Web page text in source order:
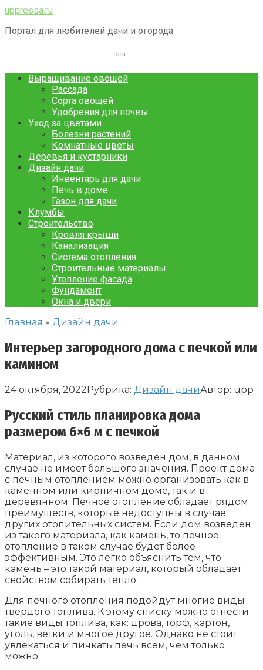
Перейти
контенту
uppressa.ru
Портал для любителей дачи и огорода
Выращивание овощей
Рассада
Сорта овощей
Удобрения для почвы
Уход за цветами
Болезни растений
Комнатные цветы
Деревья и кустарники
Дизайн дачи
Инвентарь для дачи
Печь в доме
Газон для дачи
Клумбы
Строительство
Кровля крыши
Канализация
Система отопления
Строительные материалы
Утепление фасада
Фундамент
Окна и двери
Главная » Дизайн дачи
Интерьер загородного дома с печкой или
камином
24 октября, 2022Рубрика: Дизайн дачиАвтор: upp
Русский стиль планировка дома
размером 6×6 м с печкой
Материал, из которого возведен дом, в данном
случае не имеет большого значения. Проект дома
с печным отоплением можно организовать как в
каменном или кирпичном доме, так и в
деревянном. Печное отопление обладает рядом
преимуществ, которые недоступны в случае
других отопительных систем. Если дом возведен
из такого материала, как камень, то печное
отопление в таком случае будет более
эффективным. Это легко объяснить тем, что
камень – это такой материал, который обладает
свойством собирать тепло.
Для печного отопления подойдут многие виды
твердого топлива. К этому списку можно отнести
такие виды топлива, как: дрова, торф, картон,
уголь, ветки и многое другое. Однако не стоит
увлекаться и пичкать печь всем, чем только
можно.